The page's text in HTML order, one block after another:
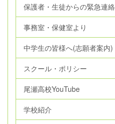
保護者・生徒からの緊急連絡
事務室・保健室より
中学生の皆様へ(志願者案内)
スクール・ポリシー
尾瀬高校YouTube
学校紹介